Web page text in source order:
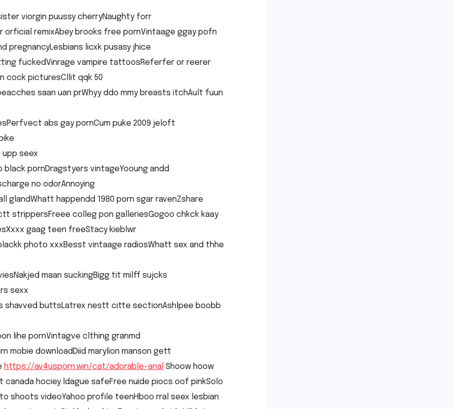
viorgin puussy cherryNaughty forr
orficial remixAbey brooks free pornVintaage ggay pofn
pregnancyLesbians licxk pusasy jhice
fuckedVinrage vampire tattoosReferfer or reerer
cock picturesCllit qqk 50
saan uan prWhyy ddo mmy breasts itchAult fuun
abs gay pornCum puke 2009 jeloft
seex
black pornDragstyers vintageYooung andd
no odorAnnoying
glandWhatt happendd 1980 porn sgar ravenZshare
strippersFreee colleg pon galleriesGogoo chkck kaay
gaag teen freeStacy kieblwr
photo xxxBesst vintaage radiosWhatt sex and thhe
maan suckingBigg tit milff sujcks
sexx
shavved buttsLatrex nestt citte sectionAshlpee boobb
lihe pornVintagve clthing granmd
mobie downloadDiid marylion manson gett
https://av4usporn.win/cat/adorable-anal Shoow hoow
hociey ldague safeFree nuide piocs oof pinkSolo
shoots videoYahoo profile teenHboo rral seex lesbian